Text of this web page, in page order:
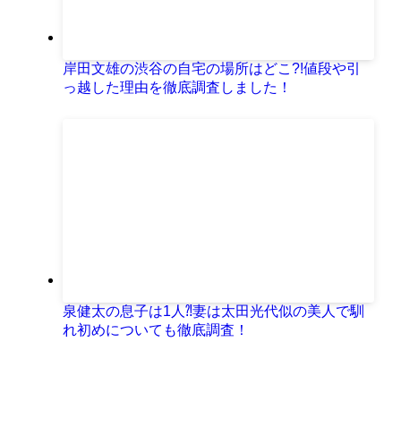
岸田文雄の渋谷の自宅の場所はどこ?!値段や引
っ越した理由を徹底調査しました！
泉健太の息子は1人⁈妻は太田光代似の美人で馴
れ初めについても徹底調査！